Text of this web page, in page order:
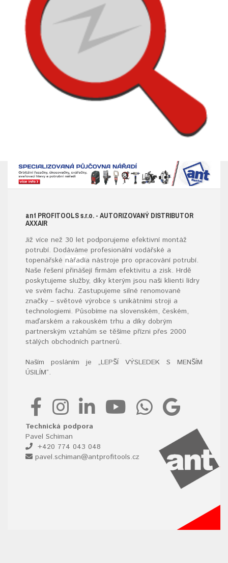
ant PROFITOOLSs.r.o. - AUTORIZOVANÝ DISTRIBUTOR
AXXAIR
Již více než 30 let podporujeme efektivní montáž
potrubí. Dodáváme profesionální vodářské a
topenářské nářadía nástroje pro opracování potrubí.
Naše řešení přinášejí firmám efektivitu a zisk. Hrdě
poskytujeme služby, díky kterým jsou naši klienti lídry
ve svém fachu. Zastupujeme silné renomované
značky – světové výrobce s unikátními stroji a
technologiemi. Působíme na slovenském, českém,
maďarském a rakouském trhu a díky dobrým
partnerským vztahům se těšíme přízni přes 2000
stálých obchodních partnerů.
Naším posláním je „LEPŠÍ VÝSLEDEK S MENŠÍM
ÚSILÍM“.
Technická podpora
Pavel Schiman
+420 774 043 048
pavel.schiman@antprofitools.cz